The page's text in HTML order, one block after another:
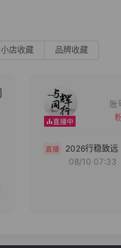
小店收藏 品牌收藏
2026行稳致远
08/10 07:33